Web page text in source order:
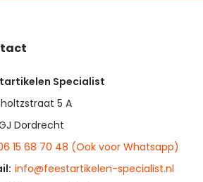
Specialist
5 A
Dordrecht
15 68 70 48 (Ook voor Whatsapp)
info@feestartikelen-specialist.nl